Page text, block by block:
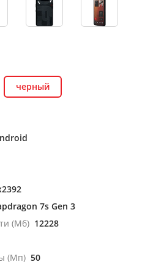
черный
7s Gen 3
(Мб) 12228
(Мп) 50